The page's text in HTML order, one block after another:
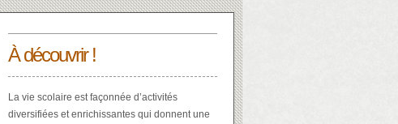
À découvrir !
La vie scolaire est façonnée d’activités
diversifiées et enrichissantes qui donnent une